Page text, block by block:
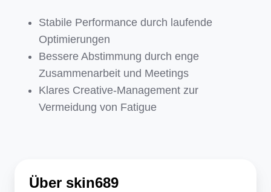
Stabile Performance durch laufende
Optimierungen
Bessere Abstimmung durch enge
Zusammenarbeit und Meetings
Klares Creative-Management zur
Vermeidung von Fatigue
Über skin689